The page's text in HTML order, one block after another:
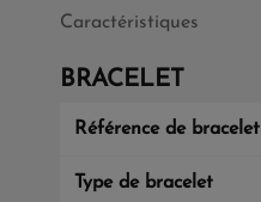
Caractéristiques
BRACELET
Référence de bracelet
Type de bracelet